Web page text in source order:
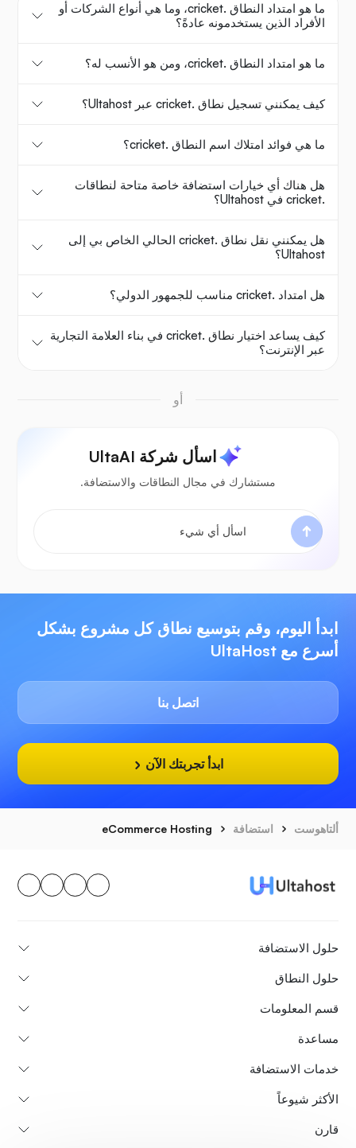
ما هو امتداد النطاق .cricket، وما هي أنواع الشركات أو
الأفراد الذين يستخدمونه عادةً؟
ما هو امتداد النطاق .cricket، ومن هو الأنسب له؟
كيف يمكنني تسجيل نطاق .cricket عبر Ultahost؟
ما هي فوائد امتلاك اسم النطاق .cricket؟
هل هناك أي خيارات استضافة خاصة متاحة لنطاقات
.cricket في Ultahost؟
هل يمكنني نقل نطاق .cricket الحالي الخاص بي إلى
Ultahost؟
هل امتداد .cricket مناسب للجمهور الدولي؟
كيف يساعد اختيار نطاق .cricket في بناء العلامة التجارية
عبر الإنترنت؟
أو
اسأل شركة UltaAI
مستشارك في مجال النطاقات والاستضافة.
ابدأ اليوم، وقم بتوسيع نطاق كل مشروع بشكل
أسرع مع UltaHost
اتصل بنا
ابدأ تجربتك الآن
ألتاهوست استضافة eCommerce Hosting
حلول الاستضافة
حلول النطاق
قسم المعلومات
مساعدة
خدمات الاستضافة
الأكثر شيوعاً
قارن